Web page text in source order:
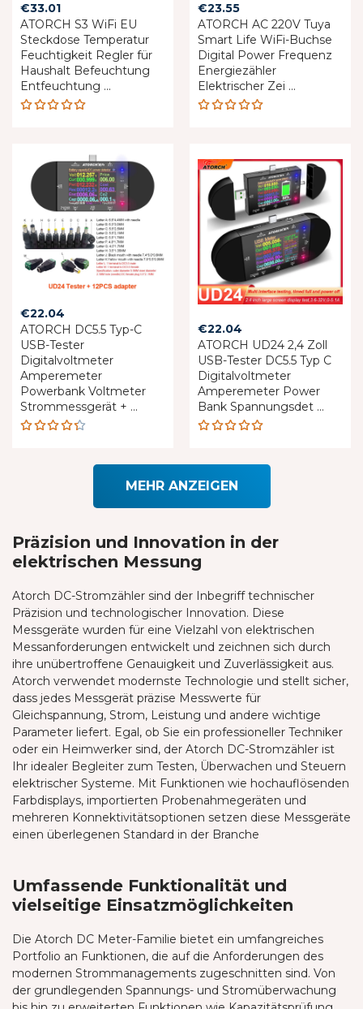
€33.01
ATORCH S3 WiFi EU
Steckdose Temperatur
Feuchtigkeit Regler für
Haushalt Befeuchtung
Entfeuchtung ...
€23.55
ATORCH AC 220V Tuya
Smart Life WiFi-Buchse
Digital Power Frequenz
Energiezähler
Elektrischer Zei ...
€22.04
ATORCH DC5.5 Typ-C
USB-Tester
Digitalvoltmeter
Amperemeter
Powerbank Voltmeter
Strommessgerät + ...
€22.04
ATORCH UD24 2,4 Zoll
USB-Tester DC5.5 Typ C
Digitalvoltmeter
Amperemeter Power
Bank Spannungsdet ...
5.00out
MEHR ANZEIGEN
Präzision und Innovation in der
elektrischen Messung
Atorch DC-Stromzähler sind der Inbegriff technischer
Präzision und technologischer Innovation. Diese
Messgeräte wurden für eine Vielzahl von elektrischen
Messanforderungen entwickelt und zeichnen sich durch
ihre unübertroffene Genauigkeit und Zuverlässigkeit aus.
Atorch verwendet modernste Technologie und stellt sicher,
dass jedes Messgerät präzise Messwerte für
Gleichspannung, Strom, Leistung und andere wichtige
Parameter liefert. Egal, ob Sie ein professioneller Techniker
oder ein Heimwerker sind, der Atorch DC-Stromzähler ist
Ihr idealer Begleiter zum Testen, Überwachen und Steuern
elektrischer Systeme. Mit Funktionen wie hochauflösenden
Farbdisplays, importierten Probenahmegeräten und
mehreren Konnektivitätsoptionen setzen diese Messgeräte
einen überlegenen Standard in der Branche
Umfassende Funktionalität und
vielseitige Einsatzmöglichkeiten
Die Atorch DC Meter-Familie bietet ein umfangreiches
Portfolio an Funktionen, die auf die Anforderungen des
modernen Strommanagements zugeschnitten sind. Von
der grundlegenden Spannungs- und Stromüberwachung